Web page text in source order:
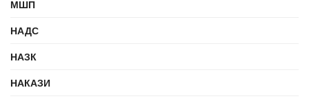
МШП
НАДС
НАЗК
НАКАЗИ